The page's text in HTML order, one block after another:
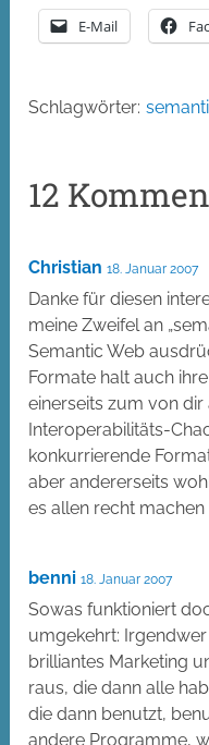
E-Mail
Schlagwörter:
12
Christian 18. Januar 2007
Danke für diesen
meine Zweifel an
Semantic Web
Formate halt auch
einerseits zum von
Interoperabilitäts-
konkurrierende
aber andererseits
es allen recht machen
benni 18. Januar 2007
Sowas funktioniert
umgekehrt:
brilliantes Marketing
raus, die dann alle
die dann benutzt,
andere Programme,